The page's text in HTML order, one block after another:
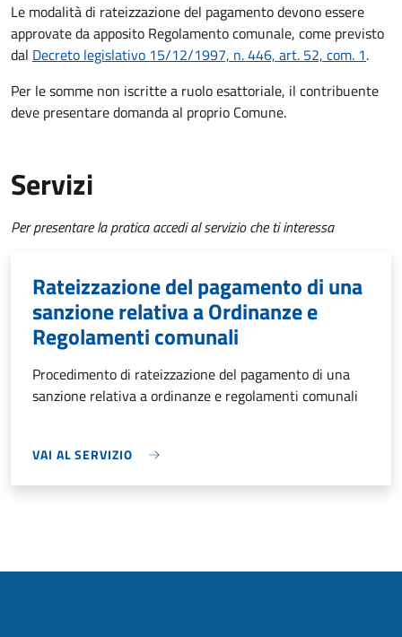
Le modalità di rateizzazione del pagamento devono essere
approvate da apposito Regolamento comunale, come previsto
dal Decreto legislativo 15/12/1997, n. 446, art. 52, com. 1.
Per le somme non iscritte a ruolo esattoriale, il contribuente
deve presentare domanda al proprio Comune.
Servizi
Per presentare la pratica accedi al servizio che ti interessa
Rateizzazione del pagamento di una
sanzione relativa a Ordinanze e
Regolamenti comunali
Procedimento di rateizzazione del pagamento di una
sanzione relativa a ordinanze e regolamenti comunali
VAI AL SERVIZIO